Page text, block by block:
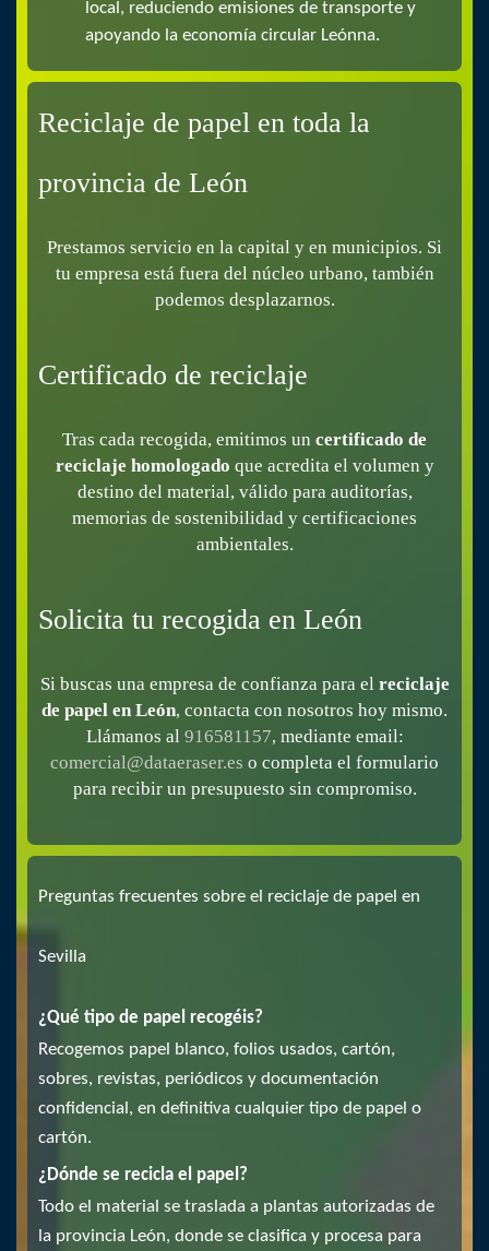
local, reduciendo emisiones de transporte y
apoyando la economía circular Leónna.
Reciclaje de papel en toda la
provincia de León
Prestamos servicio en la capital y en municipios. Si
tu empresa está fuera del núcleo urbano, también
podemos desplazarnos.
Certificado de reciclaje
Tras cada recogida, emitimos un certificado de
reciclaje homologado que acredita el volumen y
destino del material, válido para auditorías,
memorias de sostenibilidad y certificaciones
ambientales.
Solicita tu recogida en León
Si buscas una empresa de confianza para el reciclaje
de papel en León, contacta con nosotros hoy mismo.
Llámanos al 916581157, mediante email:
comercial@dataeraser.es o completa el formulario
para recibir un presupuesto sin compromiso.
Preguntas frecuentes sobre el reciclaje de papel en
Sevilla
¿Qué tipo de papel recogéis?
Recogemos papel blanco, folios usados, cartón,
sobres, revistas, periódicos y documentación
confidencial, en definitiva cualquier tipo de papel o
cartón.
¿Dónde se recicla el papel?
Todo el material se traslada a plantas autorizadas de
la provincia León, donde se clasifica y procesa para